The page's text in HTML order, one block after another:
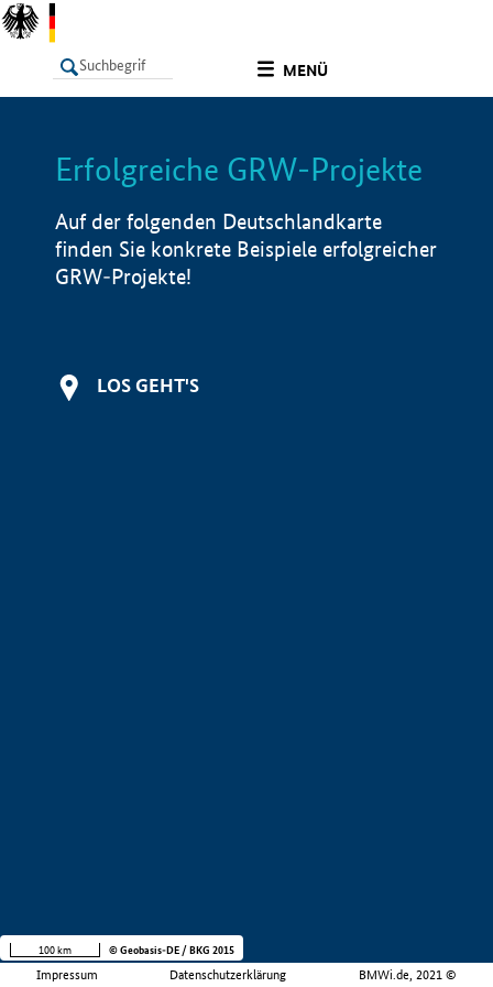
MENÜ
LISTE Info
Erfolgreiche GRW-Projekte
Auf der folgenden Deutschlandkarte
finden Sie konkrete Beispiele erfolgreicher
GRW-Projekte!
LOS GEHT'S
Impressum Datenschutzerklärung BMWi.de, 2021 ©
100 km © Geobasis-DE / BKG 2015